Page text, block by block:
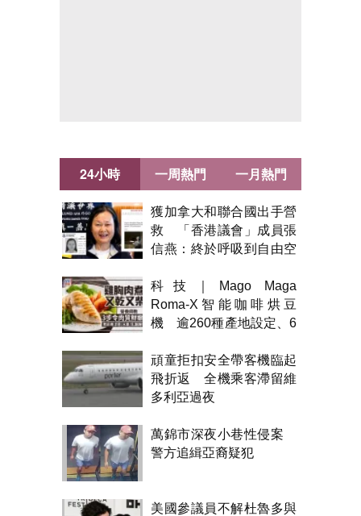
24小時
獲加拿大和聯合國出手營
救 「香港議會」成員張
信燕：終於呼吸到自由空
科技｜Mago Maga
Roma-X智能咖啡烘豆
機 逾260種產地設定、6
頑童拒扣安全帶客機臨起
飛折返 全機乘客滯留維
多利亞過夜
萬錦市深夜小巷性侵案
警方追緝亞裔疑犯
美國參議員不解杜魯多與
一周熱門 一月熱門